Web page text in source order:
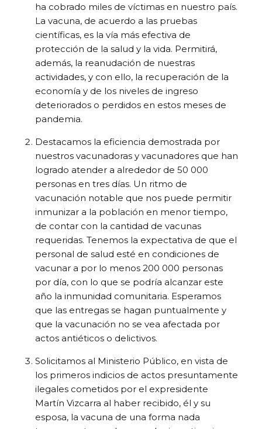
ha cobrado miles de víctimas en nuestro país.
La vacuna, de acuerdo a las pruebas
científicas, es la vía más efectiva de
protección de la salud y la vida. Permitirá,
además, la reanudación de nuestras
actividades, y con ello, la recuperación de la
economía y de los niveles de ingreso
deteriorados o perdidos en estos meses de
pandemia.
Destacamos la eficiencia demostrada por
nuestros vacunadoras y vacunadores que han
logrado atender a alrededor de 50 000
personas en tres días. Un ritmo de
vacunación notable que nos puede permitir
inmunizar a la población en menor tiempo,
de contar con la cantidad de vacunas
requeridas. Tenemos la expectativa de que el
personal de salud esté en condiciones de
vacunar a por lo menos 200 000 personas
por día, con lo que se podría alcanzar este
año la inmunidad comunitaria. Esperamos
que las entregas se hagan puntualmente y
que la vacunación no se vea afectada por
actos antiéticos o delictivos.
Solicitamos al Ministerio Público, en vista de
los primeros indicios de actos presuntamente
ilegales cometidos por el expresidente
Martín Vizcarra al haber recibido, él y su
esposa, la vacuna de una forma nada